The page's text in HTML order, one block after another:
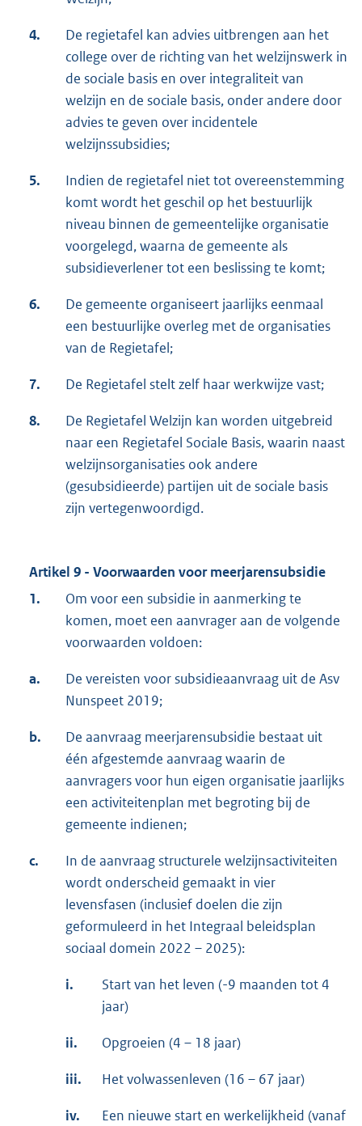
4.
De regietafel kan advies uitbrengen aan het
college over de richting van het welzijnswerk in
de sociale basis en over integraliteit van
welzijn en de sociale basis, onder andere door
advies te geven over incidentele
welzijnssubsidies;
5.
Indien de regietafel niet tot overeenstemming
komt wordt het geschil op het bestuurlijk
niveau binnen de gemeentelijke organisatie
voorgelegd, waarna de gemeente als
subsidieverlener tot een beslissing te komt;
6.
De gemeente organiseert jaarlijks eenmaal
een bestuurlijke overleg met de organisaties
van de Regietafel;
7. De Regietafel stelt zelf haar werkwijze vast;
8.
De Regietafel Welzijn kan worden uitgebreid
naar een Regietafel Sociale Basis, waarin naast
welzijnsorganisaties ook andere
(gesubsidieerde) partijen uit de sociale basis
zijn vertegenwoordigd.
Artikel 9 - Voorwaarden voor meerjarensubsidie
1.
Om voor een subsidie in aanmerking te
komen, moet een aanvrager aan de volgende
voorwaarden voldoen:
a.
De vereisten voor subsidieaanvraag uit de Asv
Nunspeet 2019;
b.
De aanvraag meerjarensubsidie bestaat uit
één afgestemde aanvraag waarin de
aanvragers voor hun eigen organisatie jaarlijks
een activiteitenplan met begroting bij de
gemeente indienen;
c.
In de aanvraag structurele welzijnsactiviteiten
wordt onderscheid gemaakt in vier
levensfasen (inclusief doelen die zijn
geformuleerd in het Integraal beleidsplan
sociaal domein 2022 – 2025):
i.
Start van het leven (-9 maanden tot 4
jaar)
ii. Opgroeien (4 – 18 jaar)
iii. Het volwassenleven (16 – 67 jaar)
iv.
Een nieuwe start en werkelijkheid (vanaf